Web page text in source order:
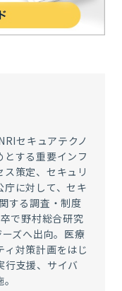
セキュアテクノ
とする重要インフ
策定、セキュリ
庁に対して、セキ
する調査・制度
で野村総合研究
ズへ出向。医療
対策計画をはじ
行支援、サイバ